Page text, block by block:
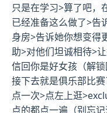
只是在学习>算了吧，
已经准备这么做了>告
身房>告诉她你想变得
助>对他们坦诚相待>
信回你是好女孩（解
接下去就是俱乐部比
点一次>点左上逛
点的都点一遍（别忘